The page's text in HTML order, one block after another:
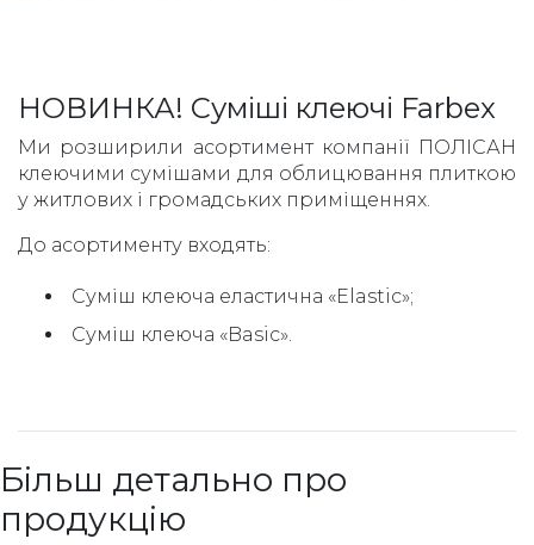
НОВИНКА! Суміші клеючі Farbex
Ми розширили асортимент компанії ПОЛІСАН
клеючими сумішами для облицювання плиткою
у житлових і громадських приміщеннях.
До асортименту входять:
Суміш клеюча еластична «Elastic»;
Суміш клеюча «Basic».
Більш детально про
продукцію